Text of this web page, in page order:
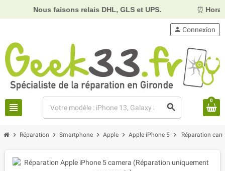
Nous faisons relais DHL, GLS et UPS. Horaires :
view_headline search
person Connexion
0
chevron_right Réparation chevron_right Smartphone chevron_right Apple chevron_right Apple iPhone 5 chevron_right Réparation